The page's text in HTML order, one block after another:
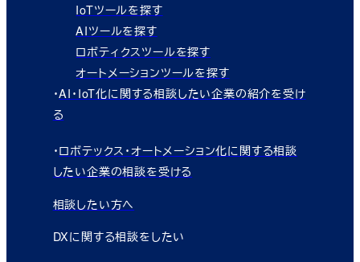
IoTツールを探す
AIツールを探す
ロボティクスツールを探す
オートメーションツールを探す
・AI・IoT化に関する相談したい企業の紹介を受け
る
・ロボテックス・オートメーション化に関する相談
したい企業の相談を受ける
相談したい方へ
DXに関する相談をしたい